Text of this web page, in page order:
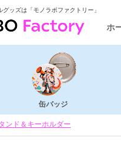
ッズは「モノラボファクトリー」
ホ
缶バッジ
ンド＆キーホルダー